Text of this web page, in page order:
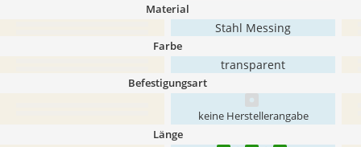
Material
Stahl Messing
Farbe
transparent
Befestigungsart
keine Herstellerangabe
Länge